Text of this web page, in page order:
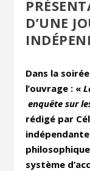
D’UNE
Dans la
l’ouvrage : «
enquête sur
rédigé par
système